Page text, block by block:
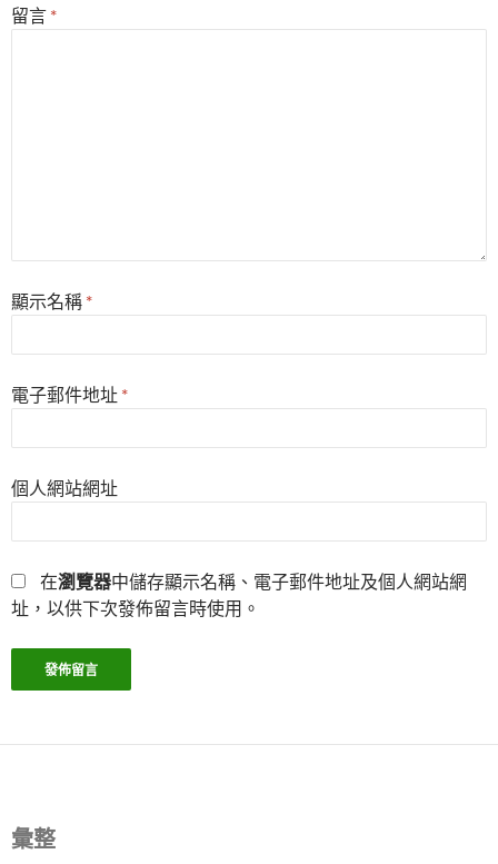
留言 *
顯示名稱 *
電子郵件地址 *
個人網站網址
在瀏覽器中儲存顯示名稱、電子郵件地址及個人網站網
址，以供下次發佈留言時使用。
彙整